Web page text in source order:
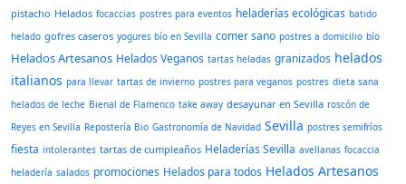
pistacho Helados focaccias postres para eventos heladerías ecológicas batido
helado gofres caseros yogures bío en Sevilla comer sano postres a domicilio bío
Helados Artesanos Helados Veganos tartas heladas granizados helados
italianos para llevar tartas de invierno postres para veganos postres dieta sana
helados de leche Bienal de Flamenco take away desayunar en Sevilla roscón de
Reyes en Sevilla Repostería Bio Gastronomía de Navidad Sevilla postres semifríos
fiesta intolerantes tartas de cumpleaños Heladerías Sevilla avellanas focaccia
heladería salados promociones Helados para todos Helados Artesanos